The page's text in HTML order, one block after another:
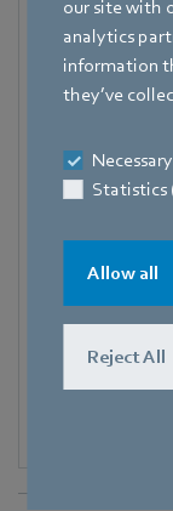
our site with
analytics
information
they’ve
Statistics
Allow all
Reject All
Bachmühle 2,
Telefon
+49 7938 81-
+49 7938 81-
+49 171 3624067
E-Mail